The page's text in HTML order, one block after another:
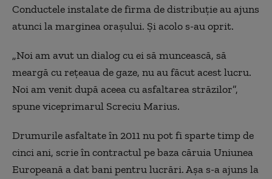
Conductele instalate de firma de distribuţie au ajuns
atunci la marginea oraşului. Şi acolo s-au oprit.
„Noi am avut un dialog cu ei să muncească, să
meargă cu rețeaua de gaze, nu au făcut acest lucru.
Noi am venit după aceea cu asfaltarea străzilor”,
spune viceprimarul Screciu Marius.
Drumurile asfaltate în 2011 nu pot fi sparte timp de
cinci ani, scrie în contractul pe baza căruia Uniunea
Europeană a dat bani pentru lucrări. Aşa s-a ajuns la